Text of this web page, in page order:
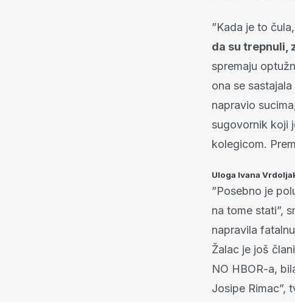
”Kada je to čula,
da su trepnuli,
spremaju
ona se
napravio
sugovornik koji
kolegicom.
Uloga Ivana
”Posebno je
na tome stati”,
napravila
Žalac je još
NO HBOR-a,
Josipe Rimac”,